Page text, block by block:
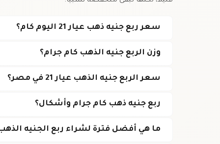
سعر ربع جنيه ذهب عيار 21 اليوم كام؟
وزن الربع جنيه الذهب كام جرام؟
سعر الربع جنيه الذهب عيار 21 في مصر؟
ربع جنيه ذهب كام جرام وأشكال؟
ما هي أفضل فترة لشراء ربع الجنيه